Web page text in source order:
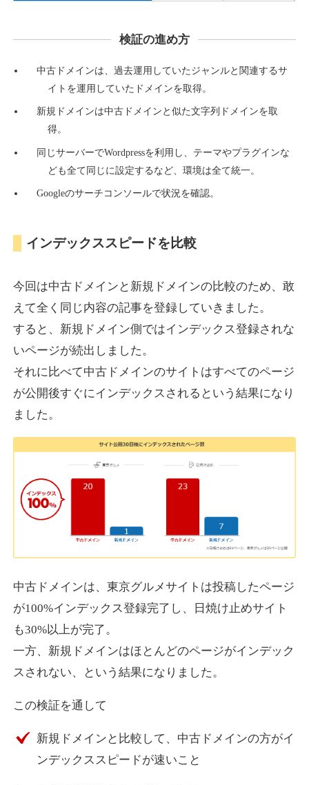
詳細を見る
countdown-x.com
ジャンル その他
39 外部リンク数479 ドメイン年齢
10,800円
詳細を見る
campus-web.jp
DA 38 外部リンク数 1151 ドメイン年齢
詳細を見る
designcrave.com
ジャンル
DA38
詳細を見る
actagainstaids.com
ジャンルその他
DA38 外部リンク数527 ドメイン年齢26年
10,800円 入札 0件
詳細を見る
express-soft.com
DA38 外部リンク数
10,800円 入札 0件
検証の進め方
中古ドメインは、過去運用していたジャンルと関連するサ
イトを運用していたドメインを取得。
新規ドメインは中古ドメインと似た文字列ドメインを取
得。
同じサーバーでWordpressを利用し、テーマやプラグインな
ども全て同じに設定するなど、環境は全て統一。
Googleのサーチコンソールで状況を確認。
インデックススピードを比較
今回は中古ドメインと新規ドメインの比較のため、敢
えて全く同じ内容の記事を登録していきました。
すると、新規ドメイン側ではインデックス登録されな
いページが続出しました。
それに比べて中古ドメインのサイトはすべてのページ
が公開後すぐにインデックスされるという結果になり
ました。
中古ドメインは、東京グルメサイトは投稿したページ
が100%インデックス登録完了し、日焼け止めサイト
も30%以上が完了。
一方、新規ドメインはほとんどのページがインデック
スされない、という結果になりました。
この検証を通して
新規ドメインと比較して、中古ドメインの方がイ
ンデックススピードが速いこと